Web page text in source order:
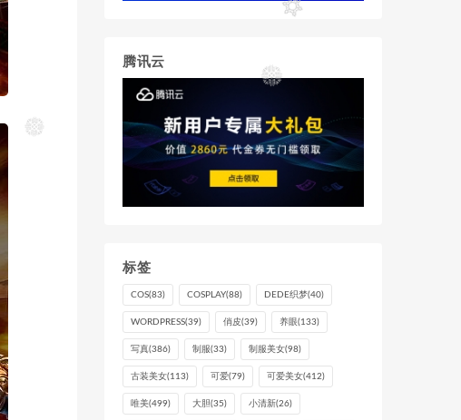
腾讯云
标签
COS(83) COSPLAY(88) DEDE织梦(40)
WORDPRESS(39) 俏皮(39) 养眼(133)
写真(386) 制服(33) 制服美女(98)
古装美女(113) 可爱(79) 可爱美女(412)
唯美(499) 大胆(35) 小清新(26)